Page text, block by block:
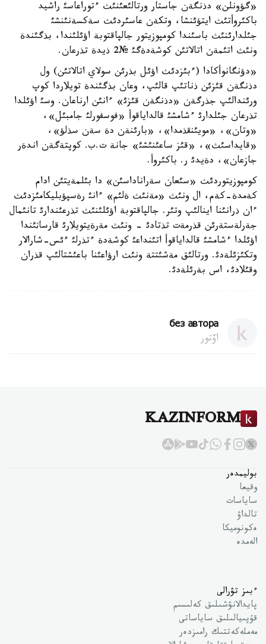
«گؤونلن» دذنگةن جاستار ورتالئعئنئث ءتوراعاسئ راشيد
باكئروأتئث ايتؤئنشا، وتكةن عاسئردئث سةكسةنئنشئ
جئلدارئنئث باسئندا كومپوزيتور جالپاقتوبة اؤئلئندا، بذگئندة
ونئث اتئمةن اتالاتئن كوشةدةگئ №2 ذيدة تذرعان.
«دؤنگانوأكادا (ءبئزدئث اؤئل بذرئن سولاي اتالاتئن) ول
دذنگةن قئزئن ذناتئپ قالئپ، وعان بذگئندة تويلاردا كوپ
ورئندالئپ جذرگةن «دذنگةن قئزئ» ءانئن ارناعان. وسئ اؤئلدا
تذرعان جئلدارئ ءشامشئ قالداياقوأ «فوسفورلئ جامبئل»،
«وتان»، «مويئنقذمدا»، «بارئنةن دة سةن سذلؤ»،
«قايداسئث»، «قئز ساعئنئشئ» جانة ت.ب. كوپتةگةن اندةر
جازعان»، دةيدئ ر. باكئروأ.
كومپوزيتوردئث «سئعان سةراناداسئن» دا بئلمةيتئن ادام
كةمدة-كةم، ال ونئث «مةنئث ةلئم» ءانئ رةسپؤبليكامئزدئث
ءان ذرانئنا اينالئپ وتئر. جالپاقتوبة اؤئلئنئث تذرعئندارئ تانئمال
جةرلةستةرئن قذرمةت تذتادئ - ونئث مةرةيتويلارئ قارساثئندا
اؤئلدا ءشامشئ قالداياقوأ اتئنداعئ كوشةدة ءتذرلئ ءئس-شارالار
وتكئزئلةدئ. ورتالئق مةشئتتة ونئث ارؤاعئنا باعئشتالئپ قذران
وقئلادئ، اس بةرئلةدئ.
без автора
اۆتور
KAZINFORM
بوليمدەر
وقيعا
ساياسات
تالداۋ
ەكونوميكا
الەمدە
ءبىز تۋرالى
پايدالانۋشىلىق كەلىسىم
قۇپىيالىلىق ساياساتى
مەملەكەتتىك رامىزدەر